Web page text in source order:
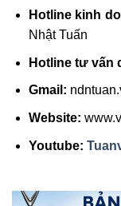
Hotline kinh
Nhật Tuấn
Hotline tư vấn
Gmail:
Website:
Youtube: